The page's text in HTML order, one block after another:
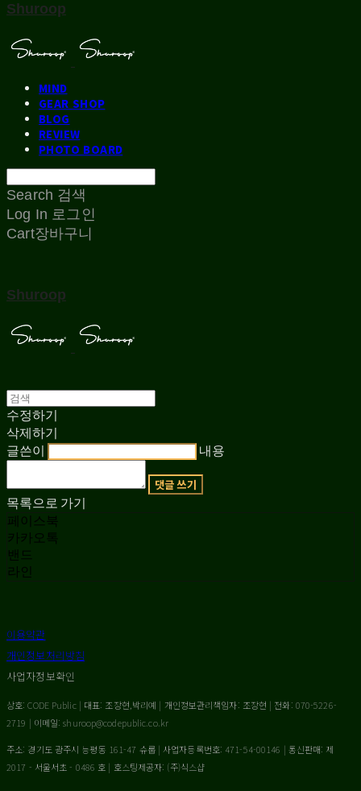
Shuroop
MIND
GEAR SHOP
BLOG
REVIEW
PHOTO BOARD
Search 검색
Log In 로그인
Cart장바구니
Shuroop
수정하기
삭제하기
글쓴이
내용
댓글 쓰기
목록으로 가기
페이스북
카카오톡
밴드
라인
이용약관
개인정보처리방침
사업자정보확인
상호: CODE Public | 대표: 조장현,박리예 | 개인정보관리책임자: 조장현 | 전화: 070-5226-
2719 | 이메일: shuroop@codepublic.co.kr
주소: 경기도 광주시 능평동 161-47 슈룹 | 사업자등록번호: 471-54-00146 | 통신판매: 제
2017 - 서울서초 - 0486 호 | 호스팅제공자: (주)식스샵